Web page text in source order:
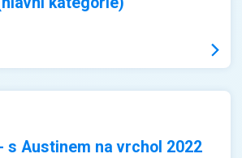
s Austinem na vrchol 2022